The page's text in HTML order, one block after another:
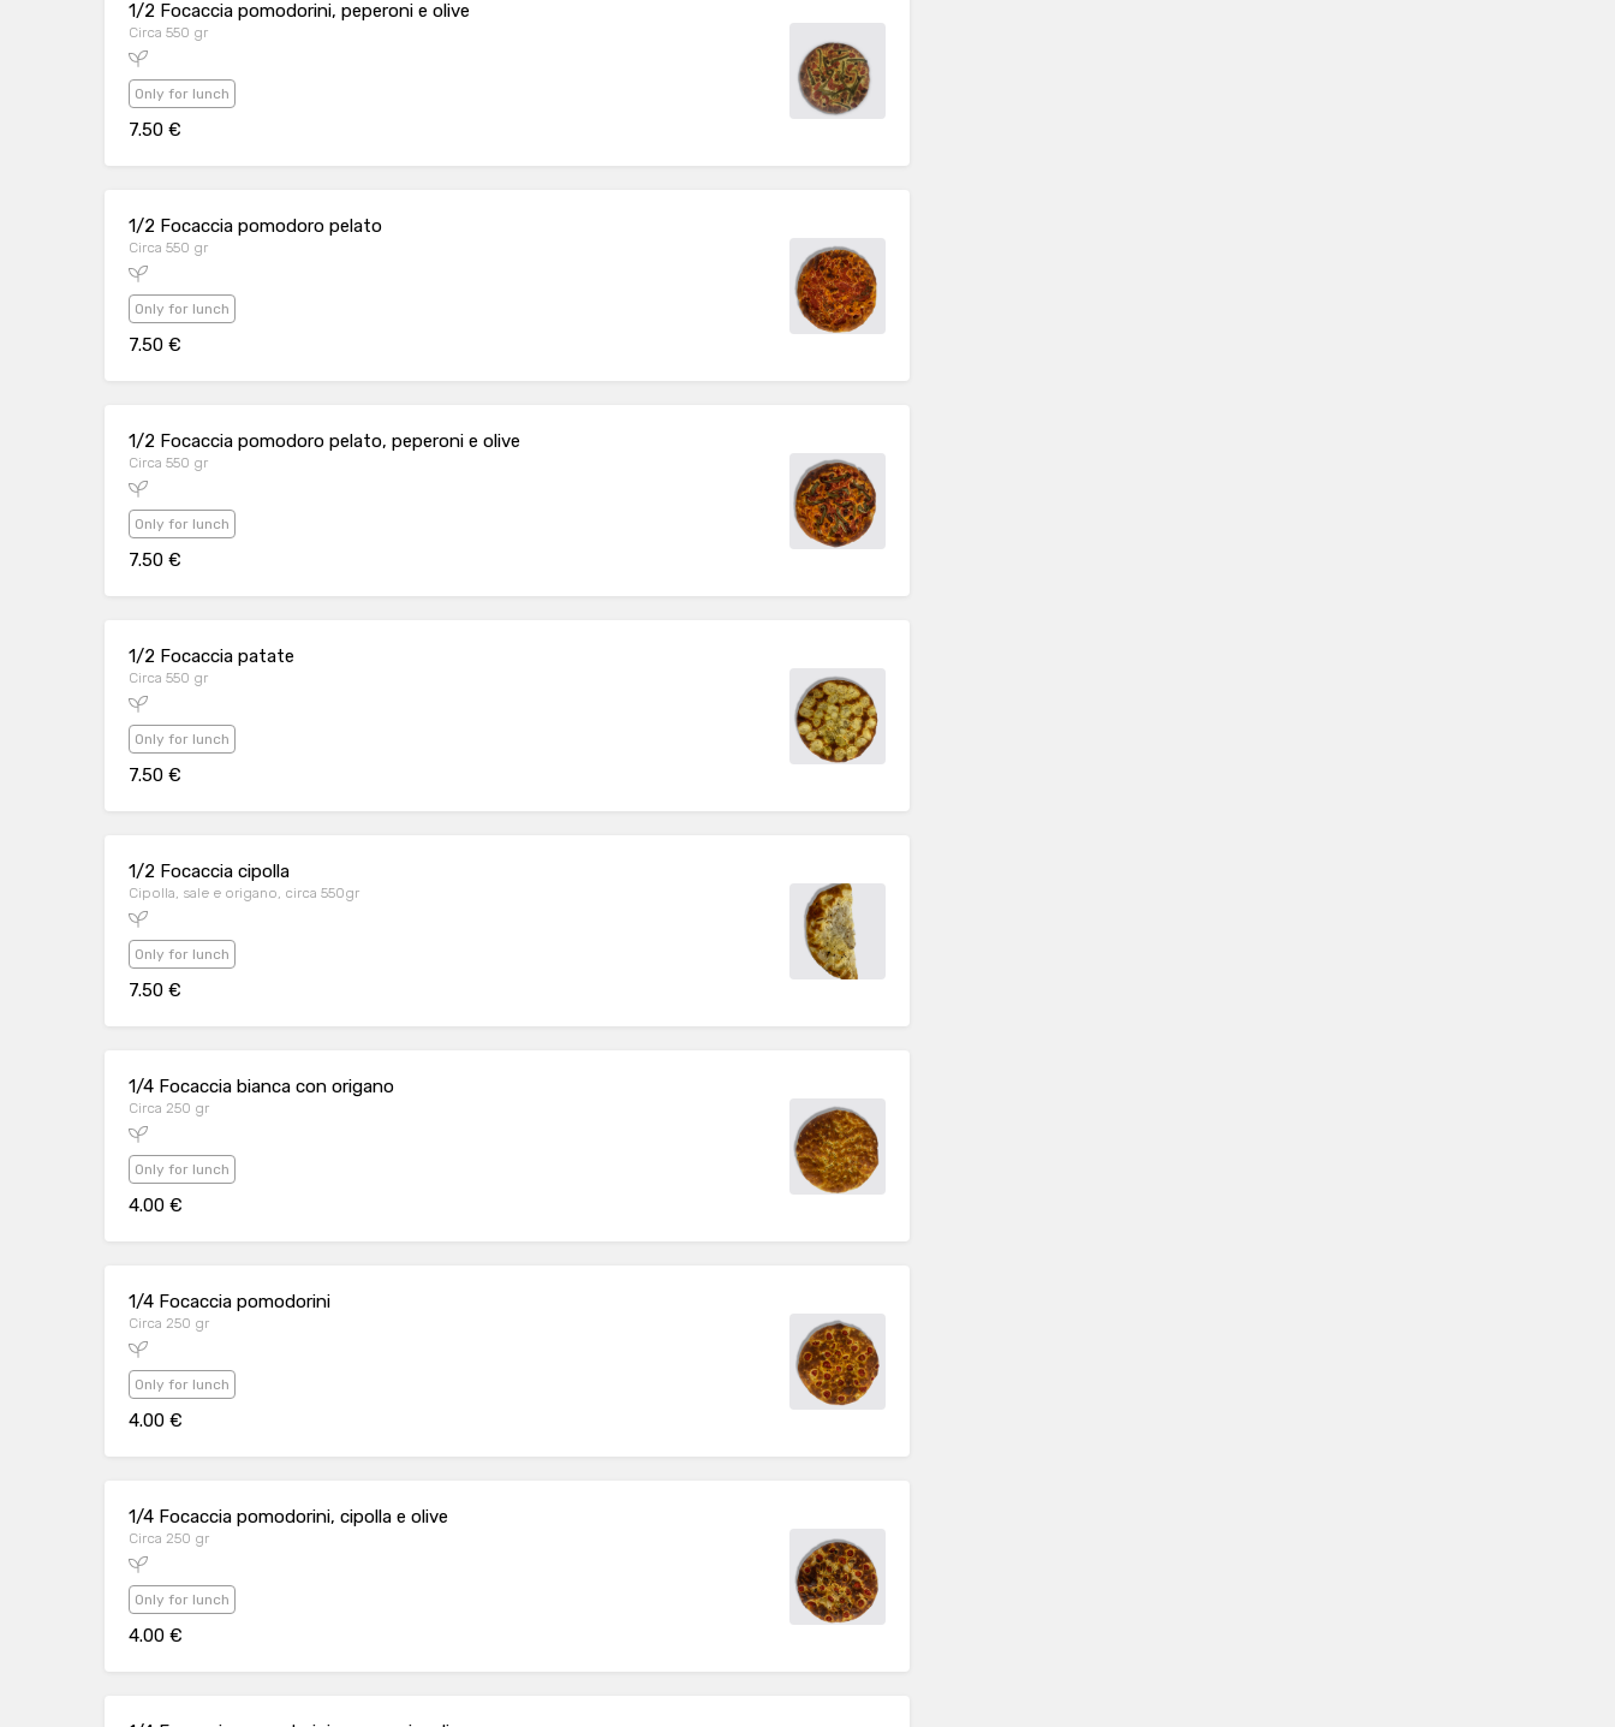
1/2 Focaccia pomodorini, peperoni e olive
Circa 550 gr
Only for lunch
7.50 €
1/2 Focaccia pomodoro pelato
Circa 550 gr
Only for lunch
7.50 €
1/2 Focaccia pomodoro pelato, peperoni e olive
Circa 550 gr
Only for lunch
7.50 €
1/2 Focaccia patate
Circa 550 gr
Only for lunch
7.50 €
1/2 Focaccia cipolla
Cipolla, sale e origano, circa 550gr
Only for lunch
7.50 €
1/4 Focaccia bianca con origano
Circa 250 gr
Only for lunch
4.00 €
1/4 Focaccia pomodorini
Circa 250 gr
Only for lunch
4.00 €
1/4 Focaccia pomodorini, cipolla e olive
Circa 250 gr
Only for lunch
4.00 €